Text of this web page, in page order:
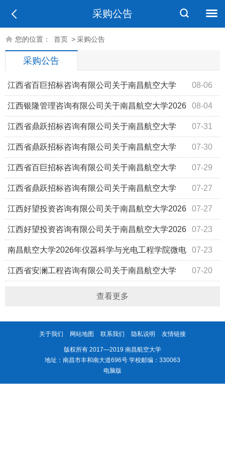
采购公告
您的位置： 首页 >采购公告
采购公告
08-06
江西省百巨招标咨询有限公司关于南昌航空大学
2026年度材料学院“焊接技术与工程专业”智慧专业平台升级
服务项目（项目编号：JXBJ26121354403）磋商比选采购
公告
08-04
江西银隆管理咨询有限公司关于南昌航空大学2026
年度基建处上海路校区职业与继续教育学院办公楼修缮工程
采购项目（采购编号：JXYL2026-J0805）采购公告
07-31
江西省鼎跃招标咨询有限公司关于南昌航空大学
2026-2027学年学工处校（园）方责任保险采购项目（比选
编号：JXDY2026-FW-B0083）磋商比选公告
07-30
江西省鼎跃招标咨询有限公司关于南昌航空大学
2026年度基建处前湖校区幼儿园户外电动遮阳棚工程采购
项目（比选编号：JXDY2026-GC-B0016）谈判比选公告
07-29
江西省百巨招标咨询有限公司关于南昌航空大学
2026年度校医院检验试剂及医疗耗材配送服务采购项目
（项目编号：JXBJ26121343607-3）第三次谈判比选采购
公告
07-27
江西省鼎跃招标咨询有限公司关于南昌航空大学
2026年度软件学院飞行器系统软件安全性分析与验证平台
采购项目（比选编号：JXDY2026-HW-B0016）谈判比选公
告
07-27
江西好望投资咨询有限公司关于南昌航空大学2026
年度教务处ABC栋教室标准化考场网上巡查系统设备更新采
购项目（二期）(项目编号：HWZC26091)谈判比选采购公
告
07-23
江西好望投资咨询有限公司关于南昌航空大学2026
年度基建处N、P栋与工训楼之间道路修缮工程采购项目(采
购编号：HWZC26081)谈判比选公告
07-23
南昌航空大学2026年仪器科学与光电工程学院微电
子工艺平台采购项目（项目编号：HW26021-1）公开招标
07-20
江西省安澜工程咨询有限公司关于南昌航空大学
2026年度后勤处学生宿舍防盗门采购项目（项目编号：
查看更多
关于我们 网站地图 联系我们 隐私说明 友情链接
版权所有 2017—2019 南昌航空大学
地址：南昌市丰和南大道696号 学校邮编：330063
电脑版